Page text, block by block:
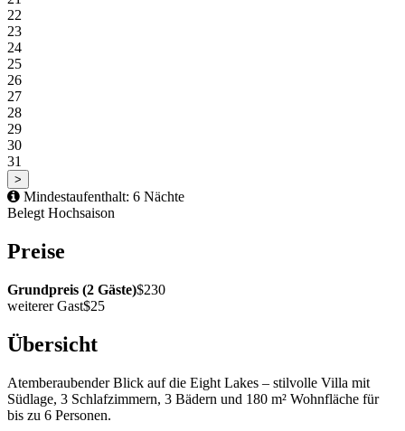
22
23
24
25
26
27
28
29
30
31
>
Mindestaufenthalt: 6 Nächte
Belegt Hochsaison
Preise
Grundpreis (2 Gäste)$230
weiterer Gast$25
Übersicht
Atemberaubender Blick auf die Eight Lakes – stilvolle Villa mit
Südlage, 3 Schlafzimmern, 3 Bädern und 180 m² Wohnfläche für
bis zu 6 Personen.